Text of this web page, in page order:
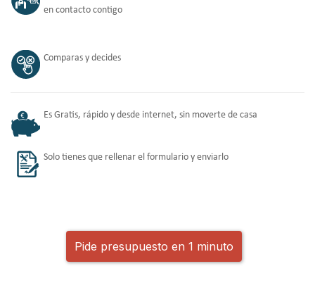
en contacto contigo
Comparas y decides
Es Gratis, rápido y desde internet, sin moverte de casa
Solo tienes que rellenar el formulario y enviarlo
Pide presupuesto en 1 minuto